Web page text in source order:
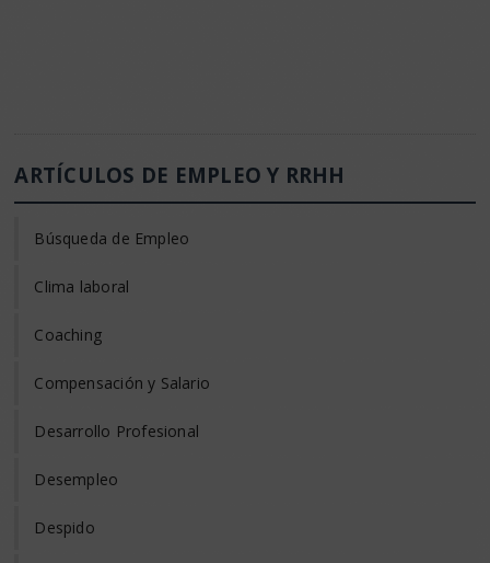
ARTÍCULOS DE EMPLEO Y RRHH
Búsqueda de Empleo
Clima laboral
Coaching
Compensación y Salario
Desarrollo Profesional
Desempleo
Despido